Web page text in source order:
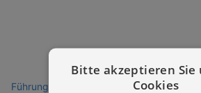
Führungen
Bitte akzeptieren Sie
Cookies